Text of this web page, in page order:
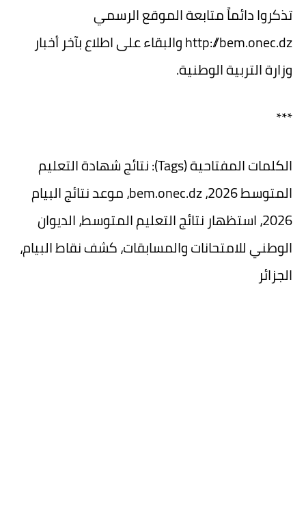
تذكروا دائماً متابعة الموقع الرسمي
http://bem.onec.dzوالبقاء على اطلاع بآخر أخبار
وزارة التربية الوطنية.
***
الكلمات المفتاحية (Tags): نتائج شهادة التعليم
المتوسط 2026، bem.onec.dz، موعد نتائج البيام
2026، استظهار نتائج التعليم المتوسط، الديوان
الوطني للامتحانات والمسابقات، كشف نقاط البيام،
الجزائر